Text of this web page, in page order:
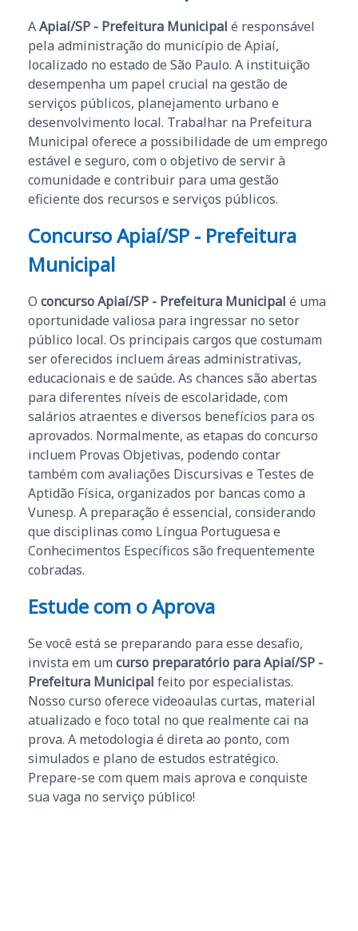
AApiaí/SP - Prefeitura Municipal é responsável
pela administração do município de Apiaí,
localizado no estado de São Paulo. A instituição
desempenha um papel crucial na gestão de
serviços públicos, planejamento urbano e
desenvolvimento local. Trabalhar na Prefeitura
Municipal oferece a possibilidade de um emprego
estável e seguro, com o objetivo de servir à
comunidade e contribuir para uma gestão
eficiente dos recursos e serviços públicos.
Concurso Apiaí/SP - Prefeitura
Municipal
O concurso Apiaí/SP - Prefeitura Municipal é uma
oportunidade valiosa para ingressar no setor
público local. Os principais cargos que costumam
ser oferecidos incluem áreas administrativas,
educacionais e de saúde. As chances são abertas
para diferentes níveis de escolaridade, com
salários atraentes e diversos benefícios para os
aprovados. Normalmente, as etapas do concurso
incluem Provas Objetivas, podendo contar
também com avaliações Discursivas e Testes de
Aptidão Física, organizados por bancas como a
Vunesp. A preparação é essencial, considerando
que disciplinas como Língua Portuguesa e
Conhecimentos Específicos são frequentemente
cobradas.
Estude com o Aprova
Se você está se preparando para esse desafio,
invista em um curso preparatório para Apiaí/SP -
Prefeitura Municipal feito por especialistas.
Nosso curso oferece videoaulas curtas, material
atualizado e foco total no que realmente cai na
prova. A metodologia é direta ao ponto, com
simulados e plano de estudos estratégico.
Prepare-se com quem mais aprova e conquiste
sua vaga no serviço público!